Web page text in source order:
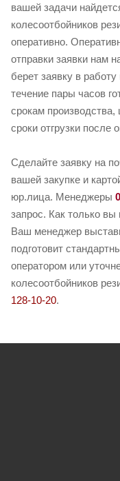
вашей задачи
колесоотбойников
оперативно.
отправки заявки нам
берет заявку в
течение пары часов
срокам производства,
сроки отгрузки после
Сделайте заявку на
вашей закупке и
юр.лица. Менеджеры
запрос. Как только вы
Ваш менеджер
подготовит
оператором или
колесоотбойников
128-10-20.